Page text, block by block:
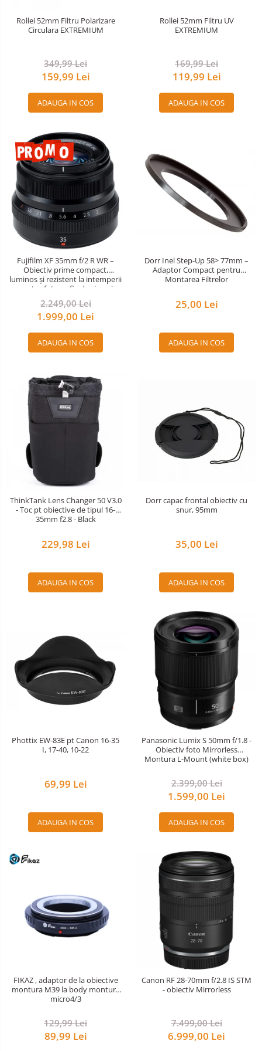
Ocular
Accesorii diverse
Rollei 52mm Filtru Polarizare
Circulara EXTREMIUM
349,99 Lei
159,99 Lei
ADAUGA IN COS
Rollei 52mm Filtru UV
EXTREMIUM
169,99 Lei
119,99 Lei
ADAUGA IN COS
Fujifilm XF 35mm f/2 R WR –
Obiectiv prime compact,
luminos și rezistent la intemperii
pentru fotografie de zi cu zi
2.249,00 Lei
1.999,00 Lei
ADAUGA IN COS
Dorr Inel Step-Up 58> 77mm –
Adaptor Compact pentru
Montarea Filtrelor
25,00 Lei
ADAUGA IN COS
ThinkTank Lens Changer 50 V3.0
- Toc pt obiective de tipul 16-
35mm f2.8 - Black
229,98 Lei
ADAUGA IN COS
Dorr capac frontal obiectiv cu
snur, 95mm
35,00 Lei
ADAUGA IN COS
Phottix EW-83E pt Canon 16-35
I, 17-40, 10-22
69,99 Lei
ADAUGA IN COS
Panasonic Lumix S 50mm f/1.8 -
Obiectiv foto Mirrorless
Montura L-Mount (white box)
2.399,00 Lei
1.599,00 Lei
ADAUGA IN COS
FIKAZ , adaptor de la obiective
montura M39 la body montura
micro4/3
129,99 Lei
89,99 Lei
Canon RF 28-70mm f/2.8 IS STM
- obiectiv Mirrorless
7.499,00 Lei
6.999,00 Lei